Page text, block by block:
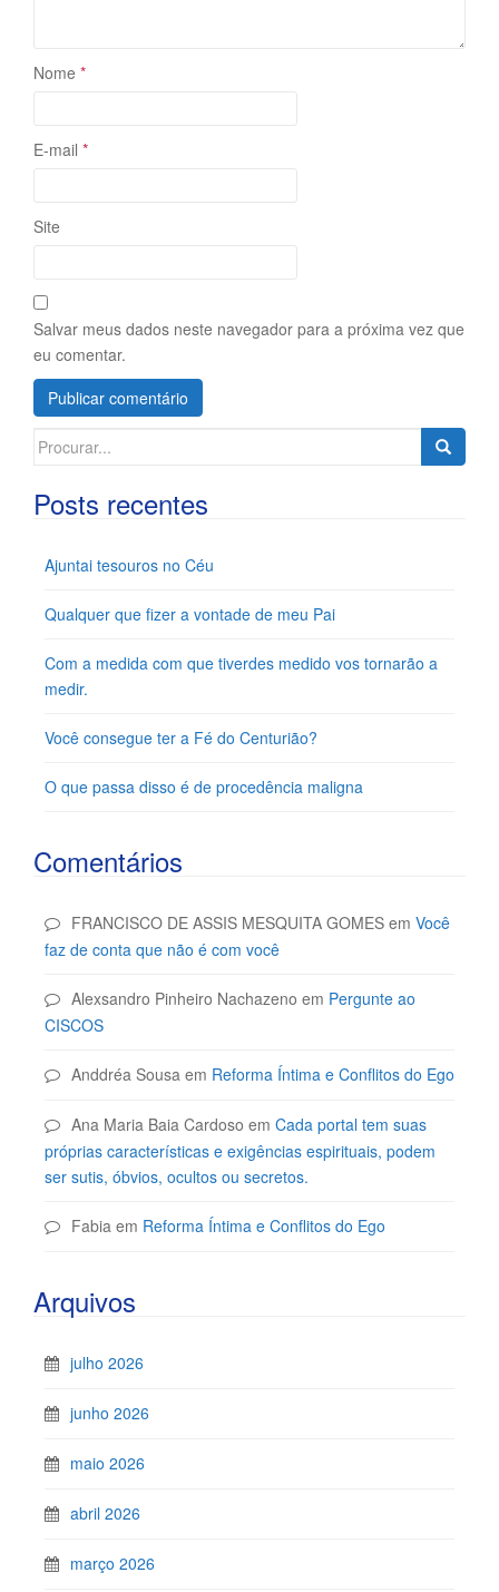
Nome *
E-mail *
Site
Salvar meus dados neste navegador para a próxima vez que
eu comentar.
Search
Posts recentes
Ajuntai tesouros no Céu
Qualquer que fizer a vontade de meu Pai
Com a medida com que tiverdes medido vos tornarão a
medir.
Você consegue ter a Fé do Centurião?
O que passa disso é de procedência maligna
Comentários
FRANCISCO DE ASSIS MESQUITA GOMES em Você
faz de conta que não é com você
Alexsandro Pinheiro Nachazeno em Pergunte ao
CISCOS
Anddréa Sousa em Reforma Íntima e Conflitos do Ego
Ana Maria Baia Cardoso em Cada portal tem suas
próprias características e exigências espirituais, podem
ser sutis, óbvios, ocultos ou secretos.
Fabia em Reforma Íntima e Conflitos do Ego
Arquivos
julho 2026
junho 2026
maio 2026
abril 2026
março 2026